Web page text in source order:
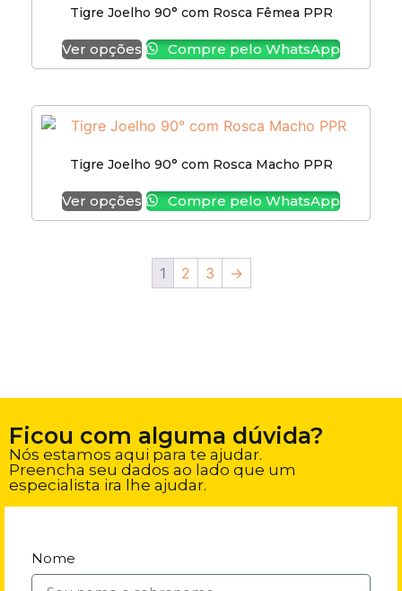
Tigre Joelho 90° com Rosca Fêmea PPR
Ver opções Compre pelo WhatsApp
Tigre Joelho 90° com Rosca Macho PPR
Ver opções Compre pelo WhatsApp
1 2 3 →
Ficou com alguma dúvida?
Nós estamos aqui para te ajudar.
Preencha seu dados ao lado que um
especialista ira lhe ajudar.
Nome